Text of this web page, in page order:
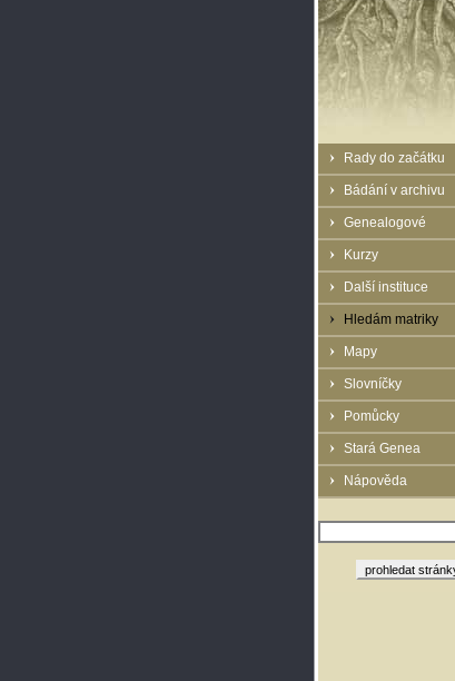
Rady do začátku
Bádání v archivu
Genealogové
Kurzy
Další instituce
Hledám matriky
Mapy
Slovníčky
Pomůcky
Stará Genea
Nápověda